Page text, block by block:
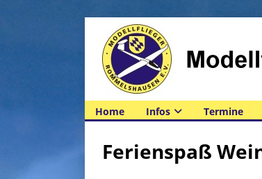
Home Infos Termine
Ferienspaß